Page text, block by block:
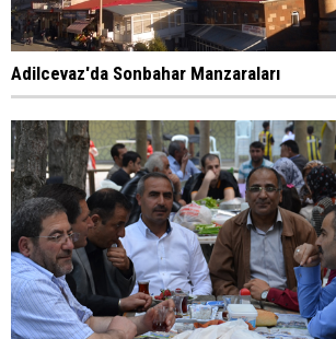
Adilcevaz'da Sonbahar Manzaraları